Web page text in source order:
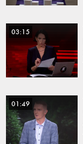
03:15
01:49